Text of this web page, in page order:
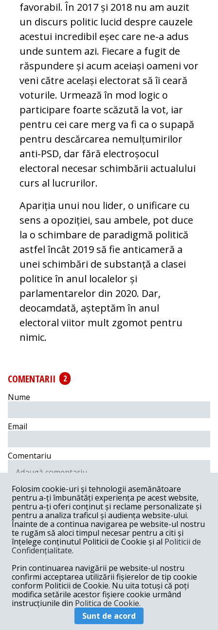
favorabil. În 2017 și 2018 nu am auzit
un discurs politic lucid despre cauzele
acestui incredibil eșec care ne-a adus
unde suntem azi. Fiecare a fugit de
răspundere și acum aceiași oameni vor
veni către același electorat să îi ceară
voturile. Urmează în mod logic o
participare foarte scăzută la vot, iar
pentru cei care merg va fi ca o supapă
pentru descărcarea nemulțumirilor
anti-PSD, dar fără electroșocul
electoral necesar schimbării actualului
curs al lucrurilor.
Apariția unui nou lider, o unificare cu
sens a opoziției, sau ambele, pot duce
la o schimbare de paradigmă politică
astfel încât 2019 să fie anticameră a
unei schimbări de substanță a clasei
politice în anul localelor și
parlamentarelor din 2020. Dar,
deocamdată, așteptăm în anul
electoral viitor mult zgomot pentru
nimic.
COMENTARII
2
Nume
Email
Comentariu
Postează comentariu
chris -12-18-2018
Care ar fi fost alternativa? Ludovic?
Emil -12-18-2018
Dacă acel lider mesianic unificator va fi scos iar de
urechi din cine știe ce joben cu ochi albaștri....
Folosim cookie-uri și tehnologii asemănătoare
pentru a-ți îmbunătăți experiența pe acest website,
pentru a-ți oferi conținut și reclame personalizate și
pentru a analiza traficul și audiența website-ului.
Înainte de a continua navigarea pe website-ul nostru
te rugăm să aloci timpul necesar pentru a citi și
înțelege conținutul Politicii de Cookie și al Politicii de
Confidențialitate.
Prin continuarea navigării pe website-ul nostru
confirmi acceptarea utilizării fișierelor de tip cookie
conform Politicii de Cookie. Nu uita totuși că poți
modifica setările acestor fișiere cookie urmând
instrucțiunile din Politica de Cookie.
Sunt de acord